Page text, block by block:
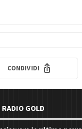
CONDIVIDI
GOLD